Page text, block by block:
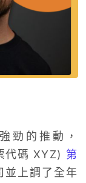
勁的推動，
碼 XYZ) 第
並上調了全年